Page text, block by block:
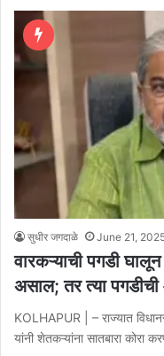
सुधीर जगदाळे June 21,
वारकऱ्याची पगडी
असाल; तर त्या
KOLHAPUR | – राज्यात
यांनी शेतकऱ्यांना सातबारा कोरा